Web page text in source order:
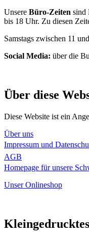
Unsere Büro-Zeiten sind
bis 18 Uhr. Zu diesen
Samstags zwischen 11
Social Media: über die
Über diese
Diese Website ist ein
Über uns
Impressum und
AGB
Homepage für unsere
Unser Onlineshop
Kleingedrucktes